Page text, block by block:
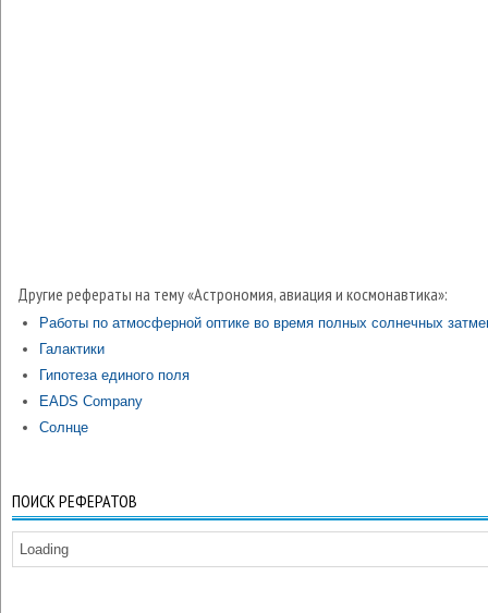
Другие рефераты на тему «Астрономия, авиация и космонавтика»:
Работы по атмосферной оптике во время полных солнечных
Галактики
Гипотеза единого поля
EADS Company
Солнце
ПОИСК РЕФЕРАТОВ
Loading